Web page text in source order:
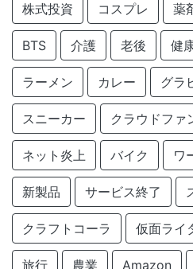
株式投資 コスプレ 薬
BTS 介護 老後 健
ラーメン カレー グラ
スニーカー クラウドファ
ネット炎上 バイク ワ
新製品 サービス終了
クラフトコーラ 仮面ライ
旅行 農業 Amazon